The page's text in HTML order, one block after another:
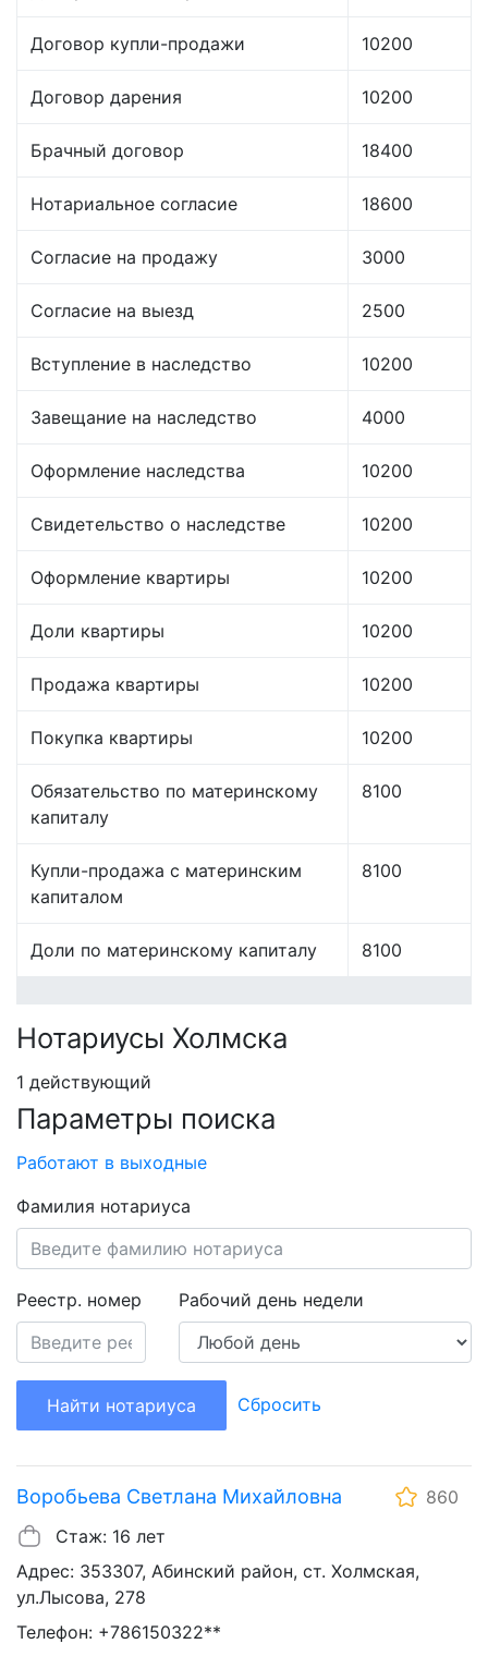
Договор купли-продажи 10200
Договор дарения 10200
Брачный договор 18400
Нотариальное согласие 18600
Согласие на продажу 3000
Согласие на выезд 2500
Вступление в наследство 10200
Завещание на наследство 4000
Оформление наследства 10200
Свидетельство о наследстве 10200
Оформление квартиры 10200
Доли квартиры 10200
Продажа квартиры 10200
Покупка квартиры 10200
Обязательство по материнскому
капиталу
8100
Купли-продажа с материнским
капиталом
8100
Доли по материнскому капиталу 8100
Нотариусы Холмска
1 действующий
Параметры поиска
Работают в выходные
Фамилия нотариуса
Реестр. номер Рабочий день недели
Найти нотариуса Сбросить
Воробьева Светлана Михайловна
860
Стаж: 16 лет
Адрес: 353307, Абинский район, ст. Холмская,
ул.Лысова, 278
Телефон: +786150322**